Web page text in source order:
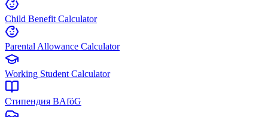
Child Benefit Calculator
Parental Allowance Calculator
Working Student Calculator
Стипендия BAföG